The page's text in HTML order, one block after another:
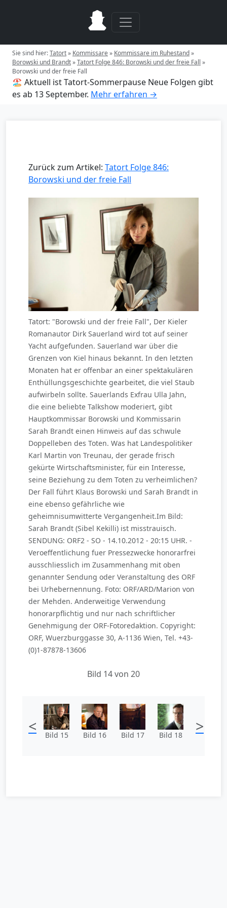
Sie sind hier:Tatort» Kommissare» Kommissare im Ruhestand»
Borowski und Brandt»Tatort Folge 846: Borowski und der freie Fall »
Borowski und der freie Fall
🏖️ Aktuell ist Tatort-Sommerpause Neue Folgen gibt
es ab 13 September. Mehr erfahren →
Zurück zum Artikel: Tatort Folge 846:
Borowski und der freie Fall
Tatort: "Borowski und der freie Fall", Der Kieler
Romanautor Dirk Sauerland wird tot auf seiner
Yacht aufgefunden. Sauerland war über die
Grenzen von Kiel hinaus bekannt. In den letzten
Monaten hat er offenbar an einer spektakulären
Enthüllungsgeschichte gearbeitet, die viel Staub
aufwirbeln sollte. Sauerlands Exfrau Ulla Jahn,
die eine beliebte Talkshow moderiert, gibt
Hauptkommissar Borowski und Kommissarin
Sarah Brandt einen Hinweis auf das schwule
Doppelleben des Toten. Was hat Landespolitiker
Karl Martin von Treunau, der gerade frisch
gekürte Wirtschaftsminister, für ein Interesse,
seine Beziehung zu dem Toten zu verheimlichen?
Der Fall führt Klaus Borowski und Sarah Brandt in
eine ebenso gefährliche wie
geheimnisumwitterte Vergangenheit.Im Bild:
Sarah Brandt (Sibel Kekilli) ist misstrauisch.
SENDUNG: ORF2 - SO - 14.10.2012 - 20:15 UHR. -
Veroeffentlichung fuer Pressezwecke honorarfrei
ausschliesslich im Zusammenhang mit oben
genannter Sendung oder Veranstaltung des ORF
bei Urhebernennung. Foto: ORF/ARD/Marion von
der Mehden. Anderweitige Verwendung
honorarpflichtig und nur nach schriftlicher
Genehmigung der ORF-Fotoredaktion. Copyright:
ORF, Wuerzburggasse 30, A-1136 Wien, Tel. +43-
(0)1-87878-13606
Bild 14 von 20
< Bild 15 Bild 16 Bild 17 Bild 18 >